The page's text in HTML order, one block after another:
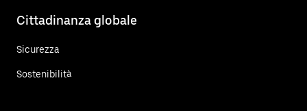
Cittadinanza globale
Sicurezza
Sostenibilità